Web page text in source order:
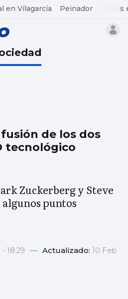
en Vilagarcía Peinador
de los dos
tecnológico
Zuckerberg y Steve
puntos
18:29 — Actualizado: 10 Feb